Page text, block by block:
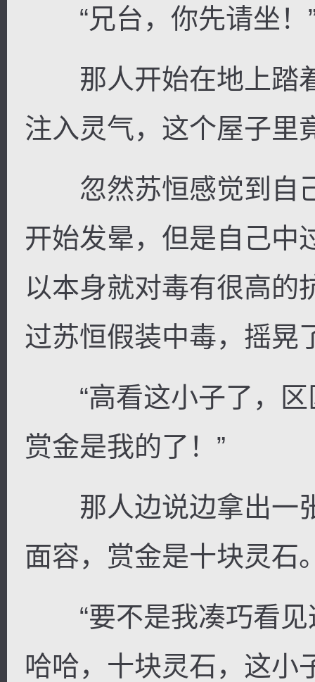
“兄台，你先请坐！
那人开始在地上踏
注入灵气，这个屋子里
忽然苏恒感觉到自
开始发晕，但是自己中
以本身就对毒有很高的
过苏恒假装中毒，摇晃
“高看这小子了，区
赏金是我的了！”
那人边说边拿出一
面容，赏金是十块灵石
“要不是我凑巧看见
哈哈，十块灵石，这小